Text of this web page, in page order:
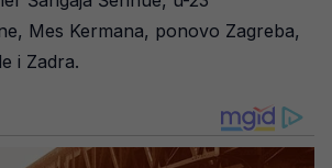
Mes Kermana, ponovo Zagreba,
i Zadra.